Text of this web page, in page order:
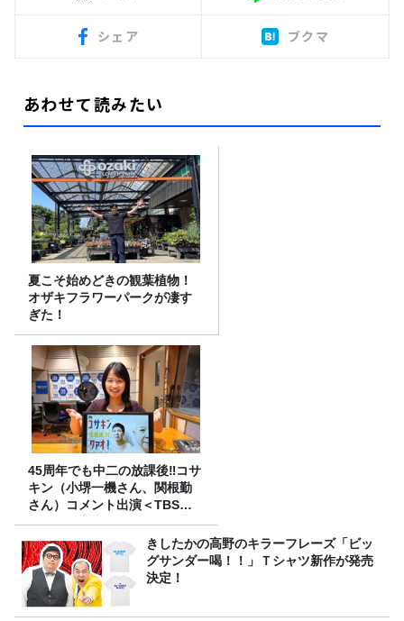
シェア ブクマ
あわせて読みたい
夏こそ始めどきの観葉植物！
オザキフラワーパークが凄す
ぎた！
45周年でも中二の放課後‼コサ
キン（小堺一機さん、関根勤
さん）コメント出演＜TBSラ
ジオ番組審議会からのご報告
＞
きしたかの高野のキラーフレーズ「ビッ
グサンダー喝！！」Ｔシャツ新作が発売
決定！